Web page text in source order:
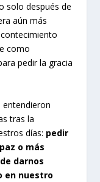
solo después de
aún más
como
pedir la gracia
entendieron
tras la
días: pedir
o más
darnos
en nuestro